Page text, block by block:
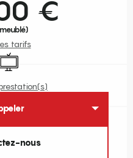
€
tarifs
nous